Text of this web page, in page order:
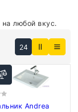
любой вкус.
24
Andrea